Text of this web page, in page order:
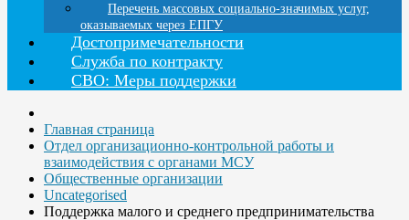
Перечень массовых социально-значимых услуг,
оказываемых через ЕПГУ
Достопримечательности
Служба по контракту
СВО: Меры поддержки
Главная страница
Отдел организационно-контрольной работы и
взаимодействия с органами МСУ
Общественные организации
Uncategorised
Поддержка малого и среднего предпринимательства